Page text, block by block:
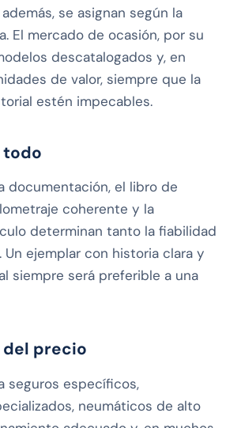
se asignan según la
El mercado de ocasión, por su
descatalogados y, en
de valor, siempre que la
estén impecables.
todo
documentación, el libro de
coherente y la
determinan tanto la fiabilidad
ejemplar con historia clara y
siempre será preferible a una
del precio
seguros específicos,
neumáticos de alto